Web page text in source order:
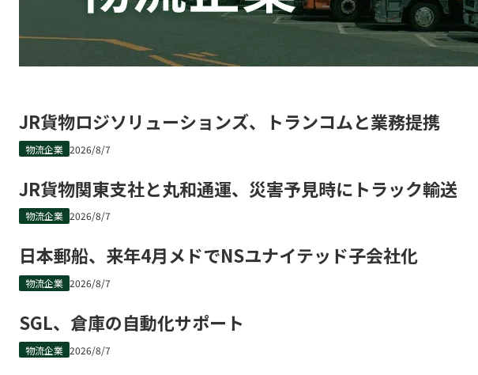
JR貨物ロジソリューションズ、トランコムと業務提携
物流企業 2026/8/7
JR貨物関東支社と丸和通運、災害予見時にトラック輸送
物流企業 2026/8/7
日本郵船、来年4月メドでNSユナイテッド子会社化
物流企業 2026/8/7
SGL、倉庫の自動化サポート
物流企業 2026/8/7